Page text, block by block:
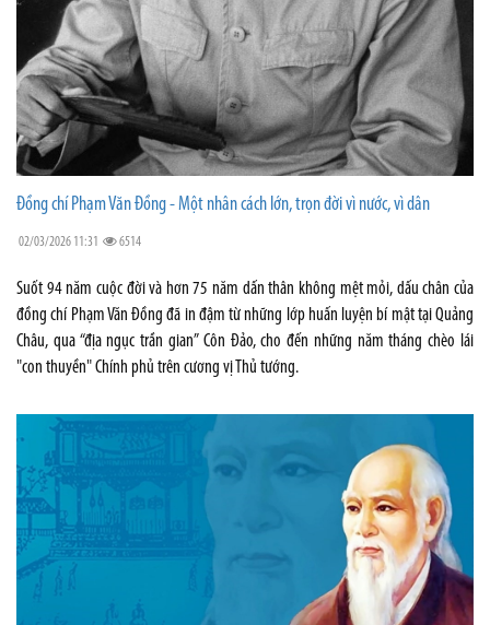
Đồng chí Phạm Văn Đồng - Một nhân cách lớn, trọn đời vì nước, vì dân
02/03/2026 11:31 6514
Suốt 94 năm cuộc đời và hơn 75 năm dấn thân không mệt mỏi, dấu chân của
đồng chí Phạm Văn Đồng đã in đậm từ những lớp huấn luyện bí mật tại Quảng
Châu, qua “địa ngục trần gian” Côn Đảo, cho đến những năm tháng chèo lái
"con thuyền" Chính phủ trên cương vị Thủ tướng.